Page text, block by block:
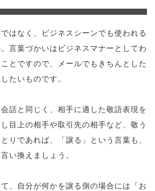
はなく、ビジネスシーンでも使われる
言葉づかいはビジネスマナーとしてわ
とですので、メールでもきちんとした
たいものです。
話と同じく、相手に適した敬語表現を
目上の相手や取引先の相手など、敬う
りであれば、「譲る」という言葉も、
い換えましょう。
、自分が何かを譲る側の場合には「お